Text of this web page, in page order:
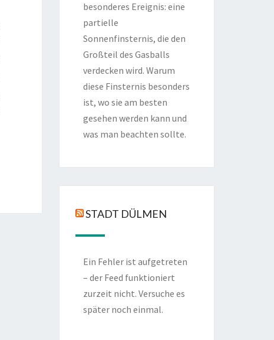
besonderes Ereignis: eine
partielle
Sonnenfinsternis, die den
Großteil des Gasballs
verdecken wird. Warum
diese Finsternis besonders
ist, wo sie am besten
gesehen werden kann und
was man beachten sollte.
STADT DÜLMEN
Ein Fehler ist aufgetreten
– der Feed funktioniert
zurzeit nicht. Versuche es
später noch einmal.